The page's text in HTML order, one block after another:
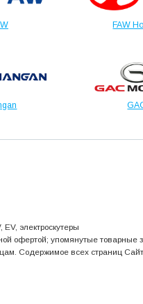
FAW
электроскутеры
офертой; упомянутые
Содержимое всех страниц